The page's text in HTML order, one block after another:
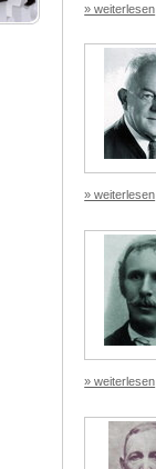
» weiterlesen
» weiterlesen
» weiterlesen